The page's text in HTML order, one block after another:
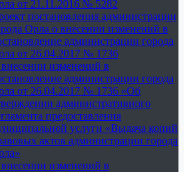
от 21.11.2016 № 5282
постановления администрации
Орла о внесении изменений в
администрации города
от 26.04.2017 № 1736
изменений в
администрации города
от 26.04.2017 № 1736 «Об
административного
предоставления
услуги «Выдача копий
актов администрации города
изменений в